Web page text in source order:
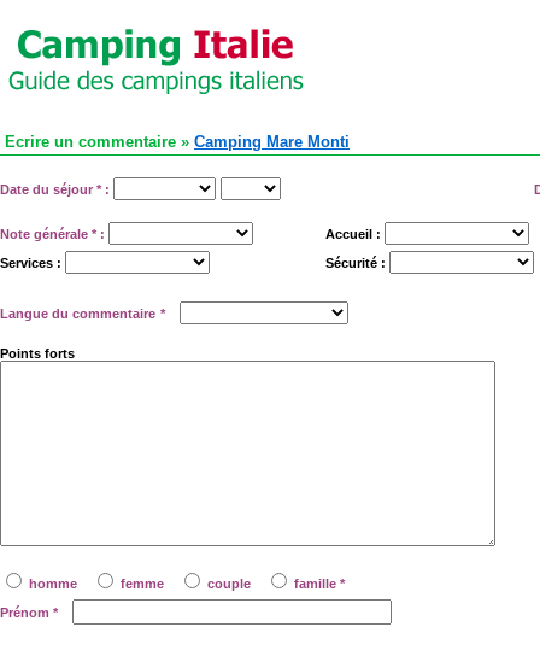
Ecrire un commentaire » Camping Mare Monti
Date du séjour * :
Note générale * :
Accueil :
Services :
Sécurité :
Langue du commentaire *
Points forts
homme femme couple
famille *
Prénom *